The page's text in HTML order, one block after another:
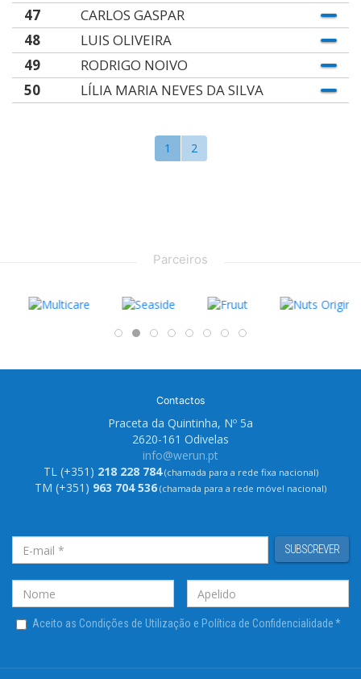
47
CARLOS GASPAR
48
LUIS OLIVEIRA
49
RODRIGO NOIVO
50
LÍLIA MARIA NEVES DA SILVA
1 2
Parceiros
Contactos
Praceta da Quintinha, Nº 5a
2620-161 Odivelas
info@werun.pt
TL (+351) 218 228 784(chamada para a rede fixa nacional)
TM (+351) 963 704 536 (chamada para a rede móvel nacional)
SUBSCREVER
Aceito as Condições de Utilização e Política de Confidencialidade*